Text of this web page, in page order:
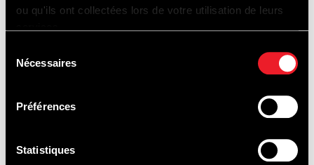
ou qu'ils ont collectées lors de votre utilisation de leurs
Nécessaires
Préférences
Statistiques